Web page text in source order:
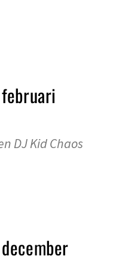
DJ Kid Chaos